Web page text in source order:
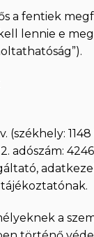
a fentiek
lennie e
(székhely:
adószám:
a